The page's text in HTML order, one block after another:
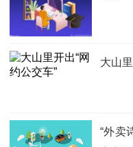
大山
“外卖